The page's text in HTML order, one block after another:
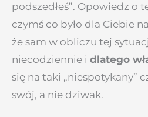
podszedłeś”. Opowiedz o
czymś co było dla Ciebie
że sam w obliczu tej
niecodziennie i dlatego
się na taki „niespotykany”
swój, a nie dziwak.